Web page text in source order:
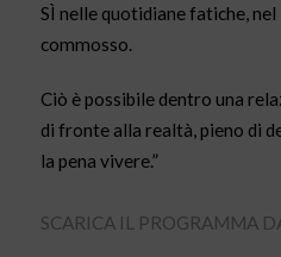
SÌ nelle quotidiane fatiche,
commosso.
Ciò è possibile dentro una
di fronte alla realtà, pieno di
la pena vivere.”
SCARICA IL PROGRAMMA